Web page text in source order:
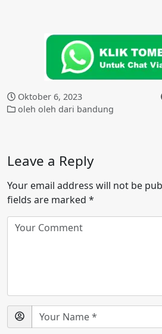
Oktober 6, 2023
oleh oleh dari bandung
Leave a Reply
Your email address will not be
fields are marked *